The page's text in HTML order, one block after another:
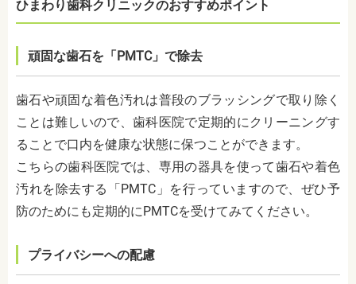
ひまわり歯科クリニックのおすすめポイント
頑固な歯石を「PMTC」で除去
歯石や頑固な着色汚れは普段のブラッシングで取り除く
ことは難しいので、歯科医院で定期的にクリーニングす
ることで口内を健康な状態に保つことができます。
こちらの歯科医院では、専用の器具を使って歯石や着色
汚れを除去する「PMTC」を行っていますので、ぜひ予
防のためにも定期的にPMTCを受けてみてください。
プライバシーへの配慮